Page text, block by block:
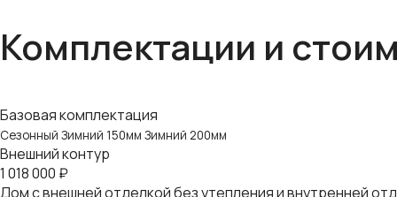
Комплектации и
Базовая комплектация
Сезонный Зимний 150мм Зимний 200мм
Внешний контур
1 018 000 ₽
Дом с внешней отделкой без утепления и внутренней